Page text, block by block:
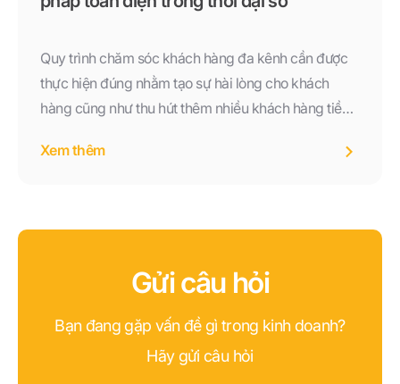
Quy trình chăm sóc khách hàng đa kênh cần được
thực hiện đúng nhằm tạo sự hài lòng cho khách
hàng cũng như thu hút thêm nhiều khách hàng tiềm
bước như thế nào?
Xem thêm
Gửi câu hỏi
Bạn đang gặp vấn đề gì trong kinh doanh?
Hãy gửi câu hỏi